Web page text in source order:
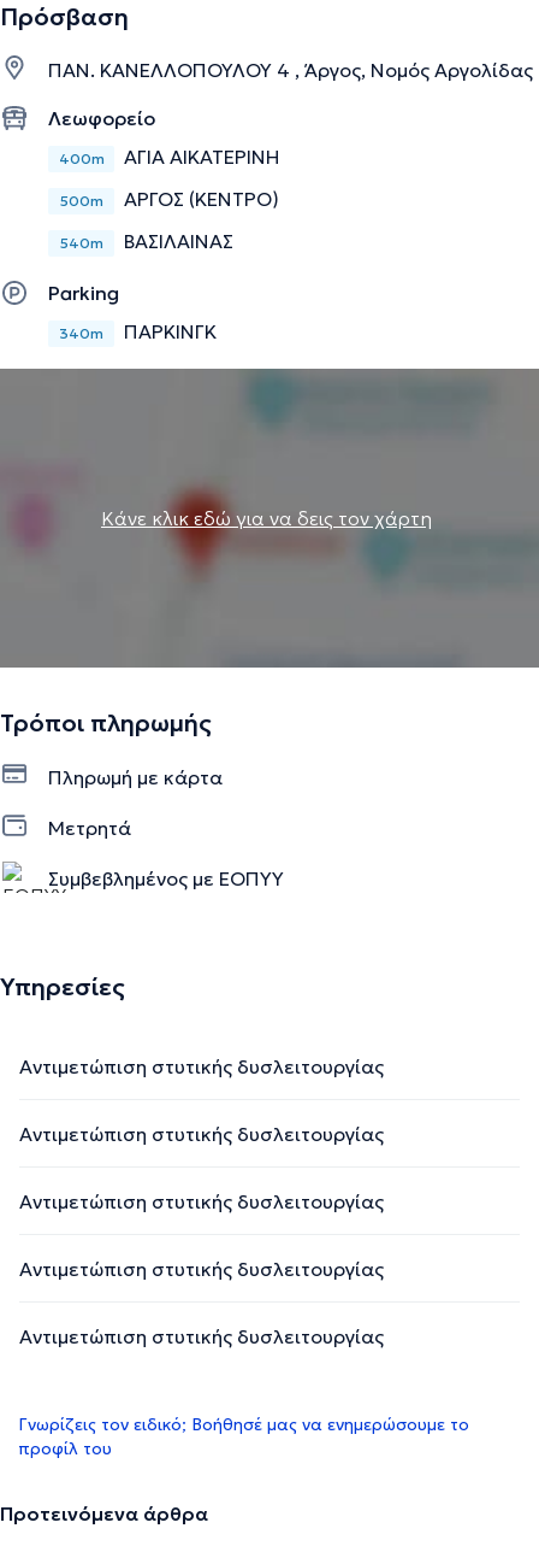
Πρόσβαση
ΠΑΝ. ΚΑΝΕΛΛΟΠΟΥΛΟΥ 4 , Άργος, Νομός Αργολίδας
Λεωφορείο
400m ΑΓΙΑ ΑΙΚΑΤΕΡΙΝΗ
500m ΑΡΓΟΣ (ΚΕΝΤΡΟ)
540m ΒΑΣΙΛΑΙΝΑΣ
Parking
340m ΠΑΡΚΙΝΓΚ
Κάνε κλικ εδώ για να δεις τον χάρτη
Τρόποι πληρωμής
Πληρωμή με κάρτα
Μετρητά
Συμβεβλημένος με ΕΟΠΥΥ
Υπηρεσίες
Αντιμετώπιση στυτικής δυσλειτουργίας
Αντιμετώπιση στυτικής δυσλειτουργίας
Αντιμετώπιση στυτικής δυσλειτουργίας
Αντιμετώπιση στυτικής δυσλειτουργίας
Αντιμετώπιση στυτικής δυσλειτουργίας
Γνωρίζεις τον ειδικό; Βοήθησέ μας να ενημερώσουμε το
προφίλ του
Προτεινόμενα άρθρα